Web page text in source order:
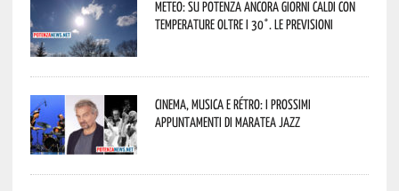
Meteo: su Potenza ancora giorni caldi con
temperature oltre i 30°. Le previsioni
Cinema, musica e rétro: i prossimi
appuntamenti di Maratea Jazz